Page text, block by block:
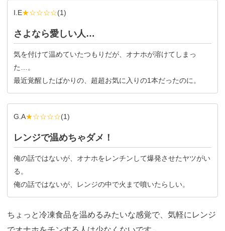
I.E★☆☆☆☆(1)
さよなら愛しい人…
気を付けて温めていたつもりだが、オナホが溶けてしまっ
た…。
最近覚醒したばかりの、超超お気に入りの1本だったのに。
G.A★☆☆☆☆(1)
レンジで温めちゃダメ！
俺の話ではないが、オナホをレンチンして爆発させたヤツがい
る。
俺の話ではないが、レンジの中で火まで噴いたらしい。
ちょっと冷凍食品を温めるみたいな感覚で、気軽にレンジ